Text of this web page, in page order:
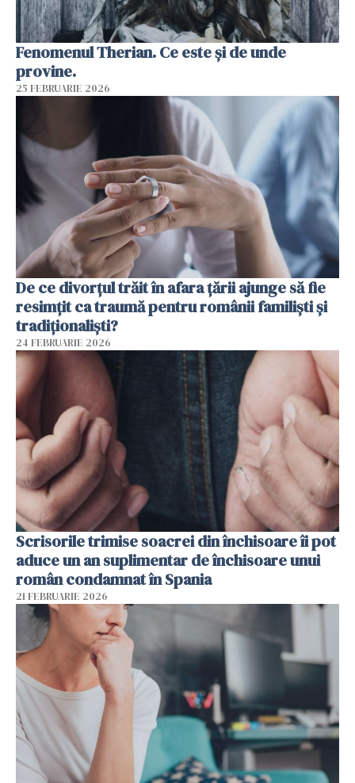
Fenomenul Therian. Ce este și de unde
provine.
25 FEBRUARIE 2026
De ce divorțul trăit în afara țării ajunge să fie
resimțit ca traumă pentru românii familiști și
tradiționaliști?
24 FEBRUARIE 2026
Scrisorile trimise soacrei din închisoare îi pot
aduce un an suplimentar de închisoare unui
român condamnat în Spania
21 FEBRUARIE 2026